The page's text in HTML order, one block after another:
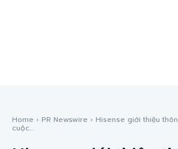
Home PR Newswire Hisense giới thiệu
cuộc...